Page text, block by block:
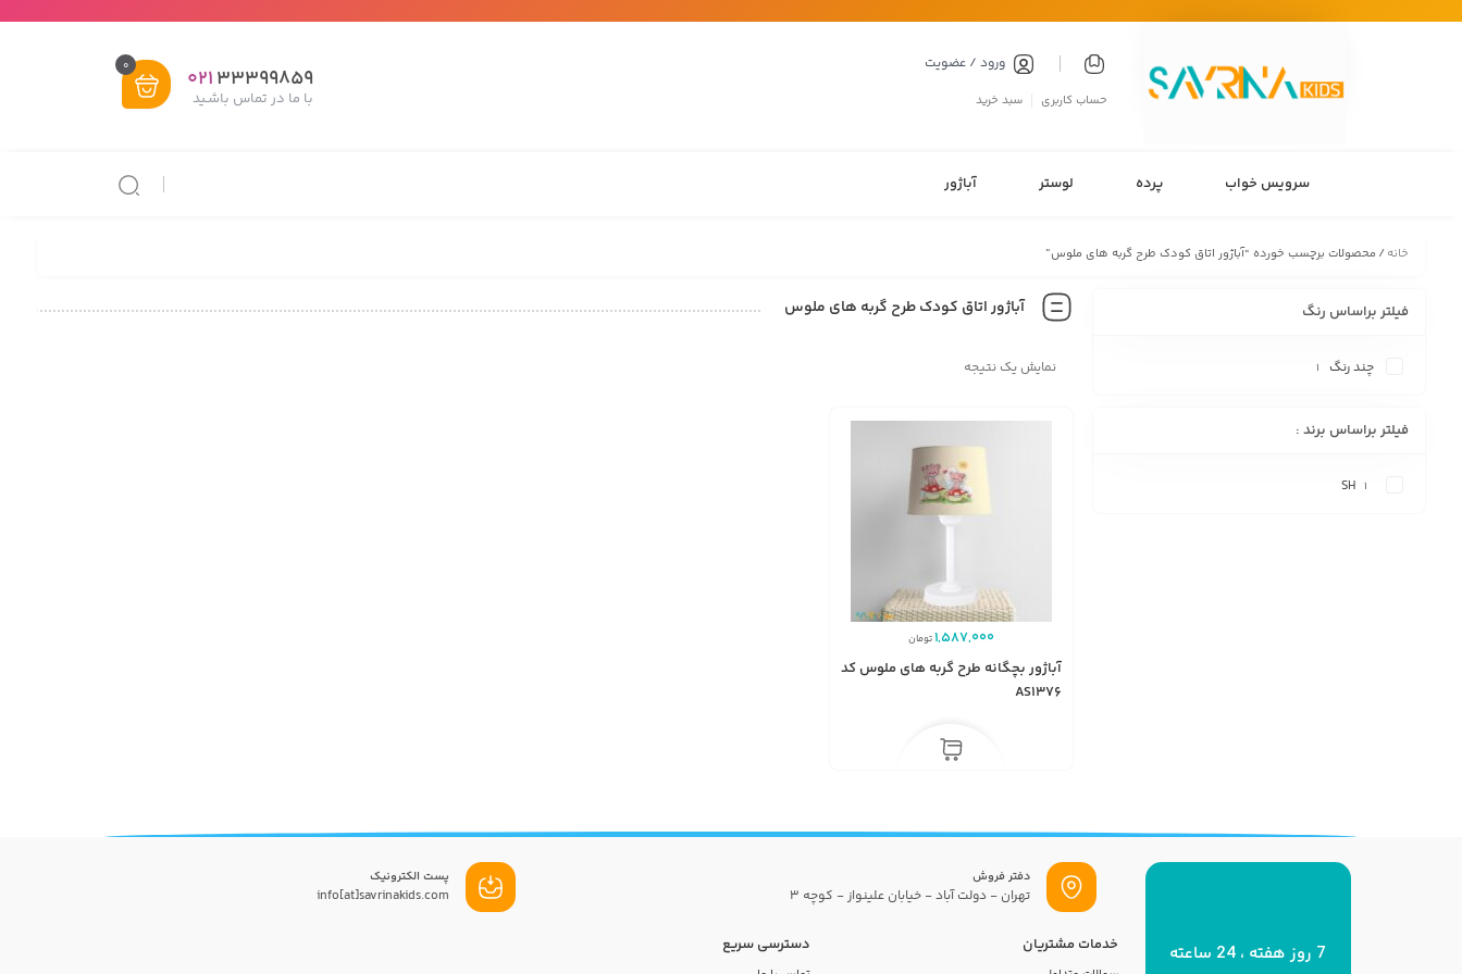
ورود / عضویت
حساب کاربری سبد خرید
33399859
021
با ما در تماس باشـید
0
سرویس خواب پرده لوستر آباژور
خانه/ محصولات برچسب خورده “آباژور اتاق کودک طرح گربه های ملوس”
آباژور اتاق کودک طرح گربه های ملوس
نمایش یک نتیجه
1,587,000تومان
آباژور بچگانه طرح گربه های ملوس کد
AS1376
فیلتر براساس رنگ
چند رنگ 1
فیلتر براساس برند :
SH 1
دفتر فروش
تهران - دولت آباد - خیابان علینواز - کوچه 3
پست الکترونیک
info[at]savrinakids.com
7 روز هفته ، 24 ساعته
خدمات مشتریان دسترسی سریع